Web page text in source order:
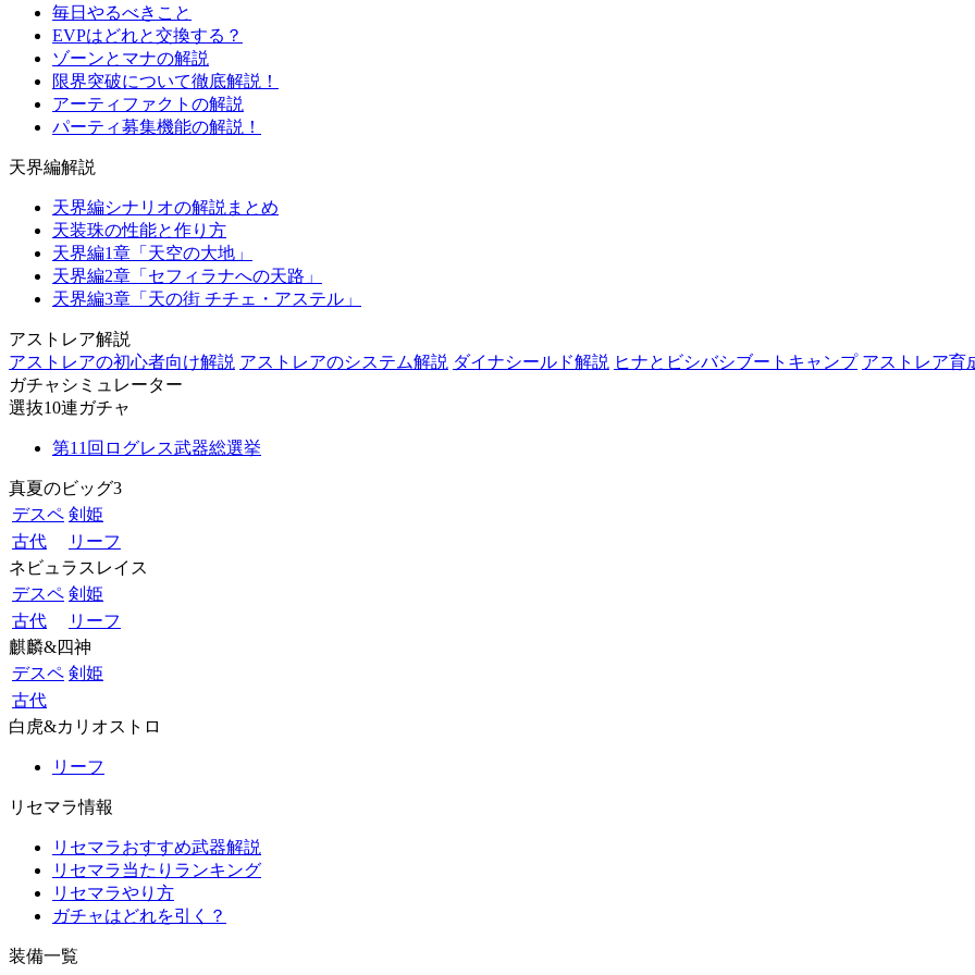
毎日やるべきこと
EVPはどれと交換する？
ゾーンとマナの解説
限界突破について徹底解説！
アーティファクトの解説
パーティ募集機能の解説！
天界編解説
天界編シナリオの解説まとめ
天装珠の性能と作り方
天界編1章「天空の大地」
天界編2章「セフィラナへの天路」
天界編3章「天の街 チチェ・アステル」
アストレア解説
アストレアの初心者向け解説 アストレアのシステム解説 ダイナシールド解説 ヒナとビシバシブートキャンプ アストレア育
ガチャシミュレーター
選抜10連ガチャ
第11回ログレス武器総選挙
真夏のビッグ3
デスペ 剣姫
古代
リーフ
ネビュラスレイス
デスペ 剣姫
古代
リーフ
麒麟&四神
デスペ 剣姫
古代
白虎&カリオストロ
リーフ
リセマラ情報
リセマラおすすめ武器解説
リセマラ当たりランキング
リセマラやり方
ガチャはどれを引く？
装備一覧